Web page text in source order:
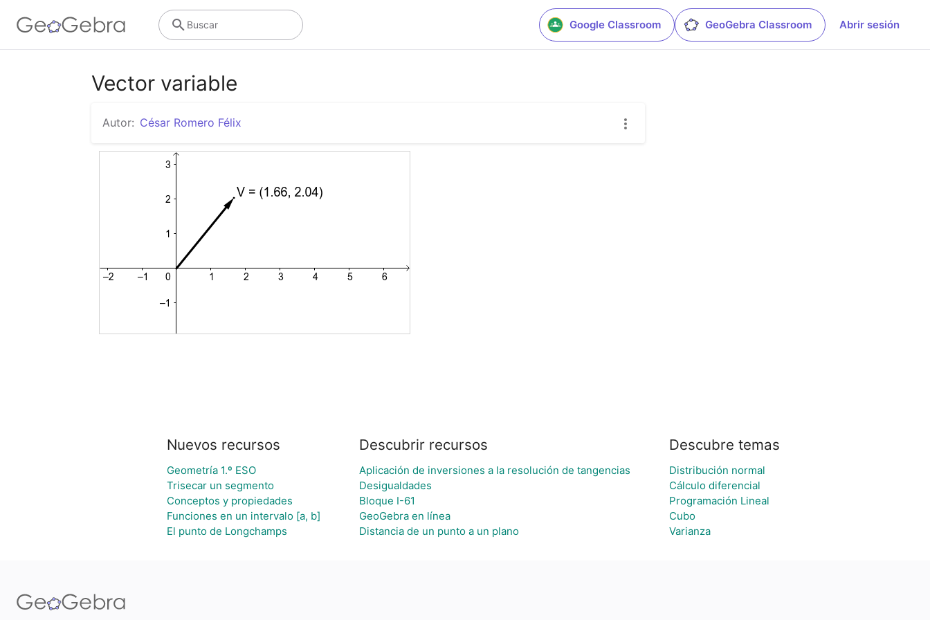
Google Classroom GeoGebra Classroom Abrir sesión
Buscar
Vector variable
Autor: César Romero Félix
Nuevos recursos
Geometría 1.º ESO
Trisecar un segmento
Conceptos y propiedades
Funciones en un intervalo [a, b]
El punto de Longchamps
Descubrir recursos
Aplicación de inversiones a la resolución de tangencias
Desigualdades
Bloque I-61
GeoGebra en línea
Distancia de un punto a un plano
Descubre temas
Distribución normal
Cálculo diferencial
Programación Lineal
Cubo
Varianza